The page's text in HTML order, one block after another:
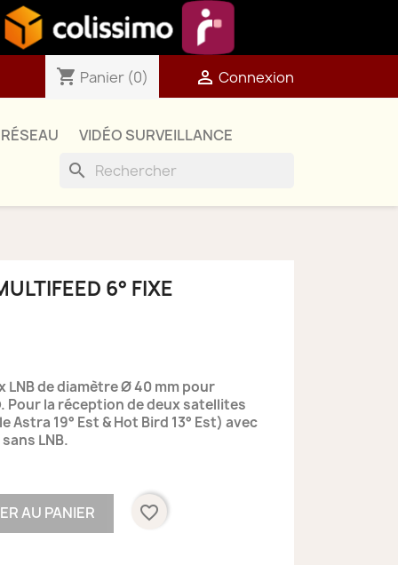
shopping_cart Panier (0)  Connexion
RÉSEAU VIDÉO SURVEILLANCE
search
6° FIXE
de diamètre Ø 40 mm pour
Pour la réception de deux satellites
Astra 19° Est & Hot Bird 13° Est) avec
LNB.
AU PANIER favorite_border